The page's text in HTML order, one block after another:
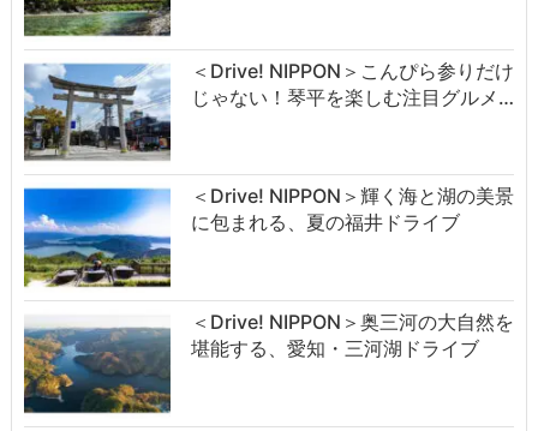
＜Drive! NIPPON＞こんぴら参りだけ
じゃない！琴平を楽しむ注目グルメ…
＜Drive! NIPPON＞輝く海と湖の美景
に包まれる、夏の福井ドライブ
＜Drive! NIPPON＞奥三河の大自然を
堪能する、愛知・三河湖ドライブ